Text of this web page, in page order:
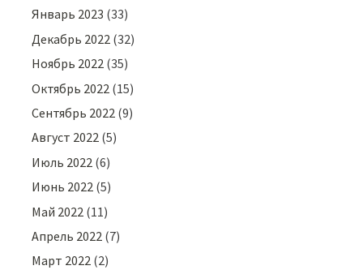
Январь 2023 (33)
Декабрь 2022 (32)
Ноябрь 2022 (35)
Октябрь 2022 (15)
Сентябрь 2022 (9)
Август 2022 (5)
Июль 2022 (6)
Июнь 2022 (5)
Май 2022 (11)
Апрель 2022 (7)
Март 2022 (2)